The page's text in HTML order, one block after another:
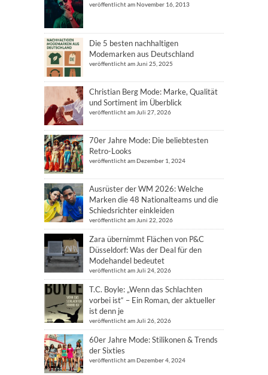
veröffentlicht am November 16, 2013
Die 5 besten nachhaltigen
Modemarken aus Deutschland
veröffentlicht am Juni 25, 2025
Christian Berg Mode: Marke, Qualität
und Sortiment im Überblick
veröffentlicht am Juli 27, 2026
70er Jahre Mode: Die beliebtesten
Retro-Looks
veröffentlicht am Dezember 1, 2024
Ausrüster der WM 2026: Welche
Marken die 48 Nationalteams und die
Schiedsrichter einkleiden
veröffentlicht am Juni 22, 2026
Zara übernimmt Flächen von P&C
Düsseldorf: Was der Deal für den
Modehandel bedeutet
veröffentlicht am Juli 24, 2026
T.C. Boyle: „Wenn das Schlachten
vorbei ist“ – Ein Roman, der aktueller
ist denn je
veröffentlicht am Juli 26, 2026
60er Jahre Mode: Stilikonen & Trends
der Sixties
veröffentlicht am Dezember 4, 2024